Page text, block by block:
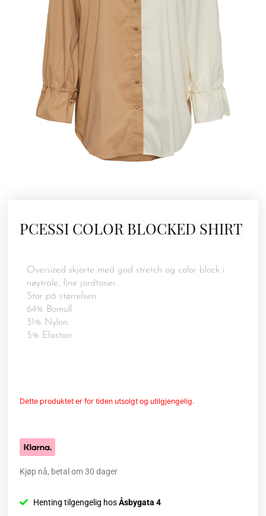
PCESSI COLOR BLOCKED SHIRT
Oversized skjorte med god stretch og color block i
nøytrale, fine jordtoner.
Stor på størrelsen.
64% Bomull.
31% Nylon.
5% Elastan.
Dette produktet er for tiden utsolgt og utilgjengelig.
Kjøp nå, betal om 30 dager
Henting tilgengelig hosÅsbygata 4